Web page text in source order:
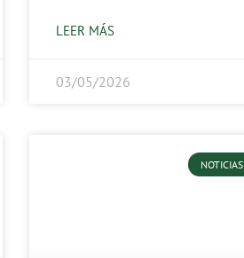
LEER MÁS
03/05/2026
NOTICIAS